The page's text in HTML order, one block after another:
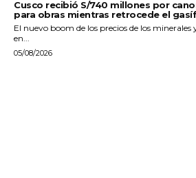
Cusco recibió S/740 millones por
para obras mientras retrocede el
El nuevo boom de los precios de los minerales
en...
05/08/2026